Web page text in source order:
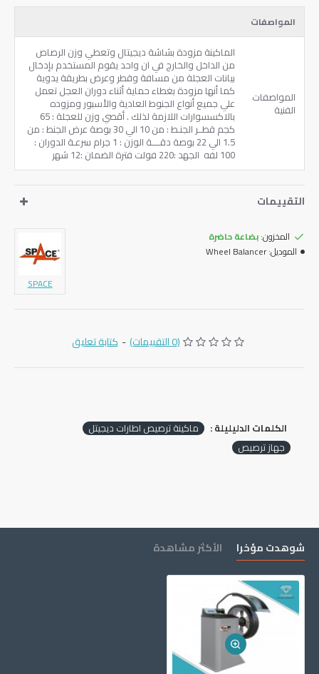
المواصفات
المواصفات
الفنية
الماكينة مزودة بشاشة ديجيتال وتعطي وزن الرصاص
من الداخل والخارج في ان واحد ‏يقوم المستخدم بإدخال
بيانات العجلة من مسافة وقطر وعرض بطريقة يدوية
كما أنها مزودة بغطاء ‏حماية أثناء دوران العجل تعمل
علي جميع أنواع الجنوط العادية والأسبور ومزوده
كجم ‏قطــر الجنـط ‏: ‏من ‎10‏ الي ‎30‏ بوصة ‏عرض الجنط ‏: ‏من
‎1.5‏ الي ‎22‏ بوصة ‏دقــــة الوزن ‏: ‎1‏ جرام ‏سرعـة الدوران ‏:
‎100‏ لفه ‏ ‏الجهد :220 فولت فترة الضمان ‏:‎12‏ شهر
التقييمات
المخزون:بضاعة حاضرة
الموديل:Wheel Balancer
SPACE
(0 التقييمات) - كتابة تعليق
الكلمات الدليليلة :
ماكينة ترصيص اطارات ديجيتل
جهاز ترصيص
شوهدت مؤخرا الأكثر مشاهدة